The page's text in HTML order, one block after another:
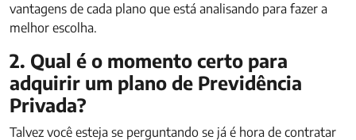
vantagens de cada plano que está analisando para fazer a
melhor escolha.
2. Qual é o momento certo para
adquirir um plano de Previdência
Privada?
Talvez você esteja se perguntando se já é hora de contratar